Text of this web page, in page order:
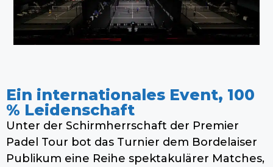
Ein internationales Event, 100
% Leidenschaft
Unter der Schirmherrschaft der Premier
Padel Tour bot das Turnier dem Bordelaiser
Publikum eine Reihe spektakulärer Matches,